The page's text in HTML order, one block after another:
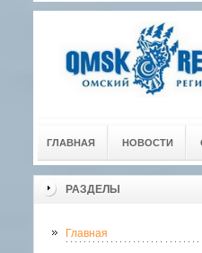
ГЛАВНАЯ НОВОСТИ
РАЗДЕЛЫ
Главная